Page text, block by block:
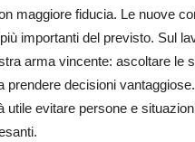
maggiore fiducia. Le nuove
importanti del previsto. Sul
arma vincente: ascoltare le
prendere decisioni
utile evitare persone e